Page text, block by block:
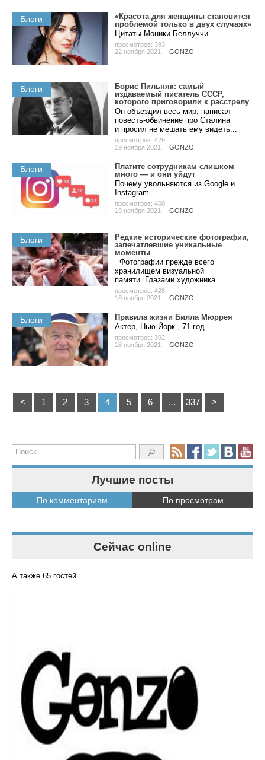
Лучшие посты
По комментариям По просмотрам
Сейчас online
А также 65 гостей
Блоги
«Красота для женщины становится
проблемой только в двух случаях»
Цитаты Моники Беллуччи
просмотров: 393
22 ноября 2021
GONZO
Блоги
Борис Пильняк: самый
издаваемый писатель СССР,
которого приговорили к расстрелу
Он объездил весь мир, написал
повесть-обвинение про Сталина
и просил не мешать ему видеть...
просмотров: 429
19 ноября 2021
GONZO
Блоги
Платите сотрудникам слишком
много — и они уйдут
Почему увольняются из Google и
Instagram
просмотров: 460
19 ноября 2021
GONZO
Блоги
Редкие исторические фотографии,
запечатлевшие уникальные
моменты
Фотографии прежде всего
хранилищем визуальной
памяти. Глазами художника...
просмотров: 428
18 ноября 2021
GONZO
Блоги
Правила жизни Билла Мюррея
Актер, Нью-Йорк., 71 год
просмотров: 392
18 ноября 2021
GONZO
< 1 2 3 4 5 6 … 337 >